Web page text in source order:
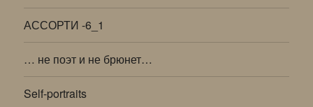
АССОРТИ -6_1
… не поэт и не брюнет…
Self-portraits